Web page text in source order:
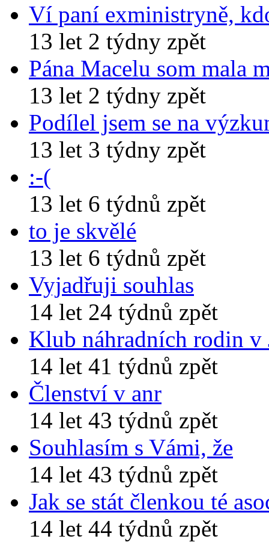
Ví paní exministryně,
13 let 2 týdny zpět
Pána Macelu som mala
13 let 2 týdny zpět
Podílel jsem se na
13 let 3 týdny zpět
:-(
13 let 6 týdnů zpět
to je skvělé
13 let 6 týdnů zpět
Vyjadřuji souhlas
14 let 24 týdnů zpět
Klub náhradních rodin v
14 let 41 týdnů zpět
Členství v anr
14 let 43 týdnů zpět
Souhlasím s Vámi, že
14 let 43 týdnů zpět
Jak se stát členkou té
14 let 44 týdnů zpět